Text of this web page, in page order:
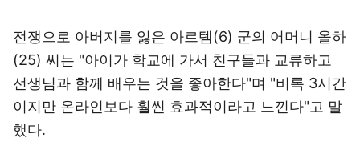
전쟁으로 아버지를 잃은 아르템(6) 군의 어머니 올하
(25) 씨는 "아이가 학교에 가서 친구들과 교류하고
선생님과 함께 배우는 것을 좋아한다"며 "비록 3시간
이지만 온라인보다 훨씬 효과적이라고 느낀다"고 말
했다.